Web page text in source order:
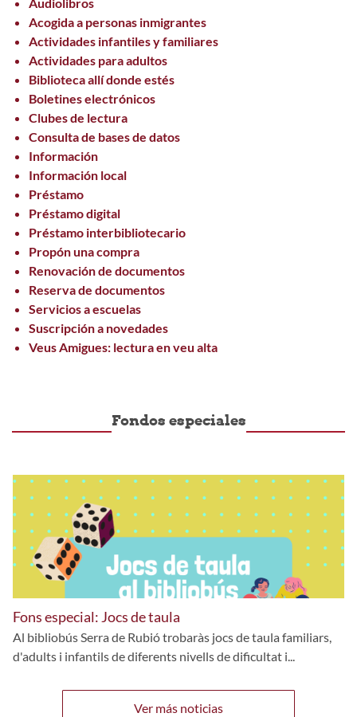
Acogida a personas inmigrantes
Actividades infantiles y familiares
Actividades para adultos
Biblioteca allí donde estés
Boletines electrónicos
Clubes de lectura
Consulta de bases de datos
Información
Información local
Préstamo
Préstamo digital
Préstamo interbibliotecario
Propón una compra
Renovación de documentos
Reserva de documentos
Servicios a escuelas
Suscripción a novedades
Veus Amigues: lectura en veu alta
Fondos especiales
Fons especial: Jocs de taula
Al bibliobús Serra de Rubió trobaràs jocs de taula familiars,
d'adults i infantils de diferents nivells de dificultat i...
Ver más noticias